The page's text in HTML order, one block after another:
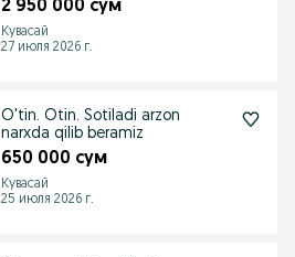
2 950 000 сум
Кувасай
27 июля 2026 г.
O'tin. Otin. Sotiladi arzon
narxda qilib beramiz
650 000 сум
Кувасай
25 июля 2026 г.